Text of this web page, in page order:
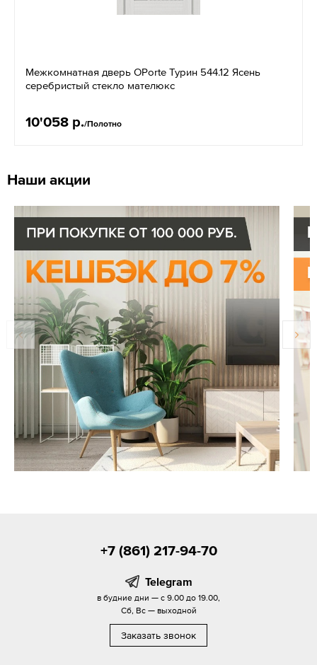
Межкомнатная дверь OPorte Турин 544.12 Ясень
серебристый стекло мателюкс
10'058 р./Полотно
Наши акции
+7 (861) 217-94-70
Telegram
в будние дни — с 9.00 до 19.00,
Сб, Вс — выходной
Заказать звонок